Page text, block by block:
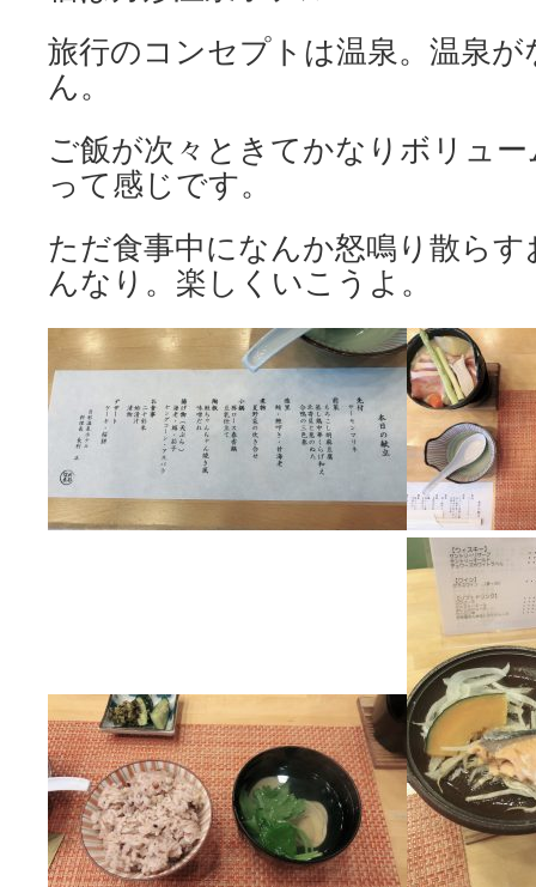
旅行のコンセプトは温泉。温泉
ん。
ご飯が次々ときてかなりボリュ
って感じです。
ただ食事中になんか怒鳴り散ら
んなり。楽しくいこうよ。